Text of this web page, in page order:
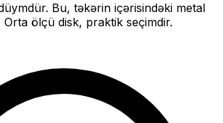
Bu, təkərin içərisindəki metal
Orta ölçü disk, praktik seçimdir.